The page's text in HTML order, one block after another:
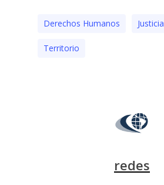
Derechos Humanos Justicia
Territorio
redes